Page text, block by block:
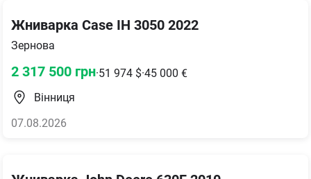
Жниварка Case IH 3050 2022
Зернова
2 317 500 грн·51 974 $·45 000 €
Вінниця
07.08.2026